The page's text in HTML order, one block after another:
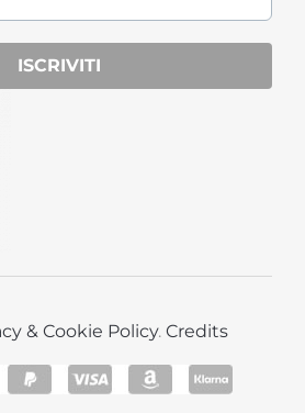
& Cookie Policy. Credits